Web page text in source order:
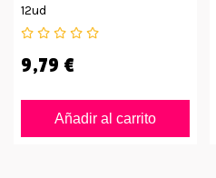
12ud
9,79 €
Añadir al carrito